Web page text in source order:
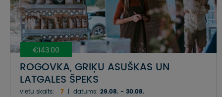
€143.00
ROGOVKA, GRIĶU ASUŠKAS UN
LATGALES ŠPEKS
vietu skaits: 7 datums: 29.08. - 30.08.